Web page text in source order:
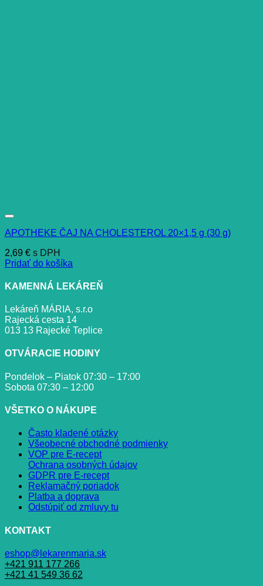
APOTHEKE ČAJ NA CHOLESTEROL 20×1,5 g (30 g)
2,69 € s DPH
Pridať do košíka
KAMENNÁ LEKÁREŇ
Lekáreň MÁRIA, s.r.o
Rajecká cesta 14
013 13 Rajecké Teplice
OTVÁRACIE HODINY
Pondelok – Piatok 07:30 – 17:00
Sobota 07:30 – 12:00
VŠETKO O NÁKUPE
Často kladené otázky
Všeobecné obchodné podmienky
VOP pre E-recept
Ochrana osobných údajov
GDPR pre E-recept
Reklamačný poriadok
Platba a doprava
Odstúpiť od zmluvy tu
KONTAKT
eshop@lekarenmaria.sk
+421 911 177 266
+421 41 549 36 62